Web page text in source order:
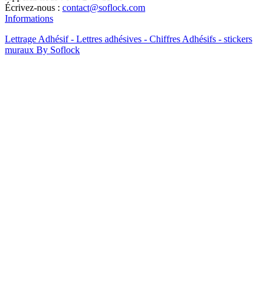
Écrivez-nous : contact@soflock.com
Informations
Lettrage Adhésif - Lettres adhésives - Chiffres Adhésifs - stickers
muraux By Soflock